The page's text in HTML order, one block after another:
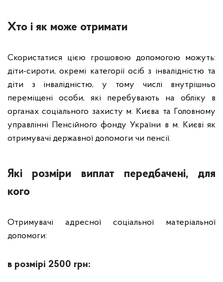
Хто і як може отримати
Скористатися цією грошовою допомогою можуть:
діти-сироти, окремі категорії осіб з інвалідністю та
діти з інвалідністю, у тому числі внутрішньо
переміщені особи, які перебувають на обліку в
органах соціального захисту м. Києва та Головному
управлінні Пенсійного фонду України в м. Києві як
отримувачі державної допомоги чи пенсії.
Які розміри виплат передбачені, для
кого
Отримувачі адресної соціальної матеріальної
допомоги:
в розмірі 2500 грн: